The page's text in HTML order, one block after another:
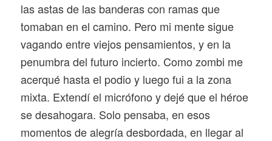
las astas de las banderas con ramas que
tomaban en el camino. Pero mi mente sigue
vagando entre viejos pensamientos, y en la
penumbra del futuro incierto. Como zombi me
acerqué hasta el podio y luego fui a la zona
mixta. Extendí el micrófono y dejé que el héroe
se desahogara. Solo pensaba, en esos
momentos de alegría desbordada, en llegar al